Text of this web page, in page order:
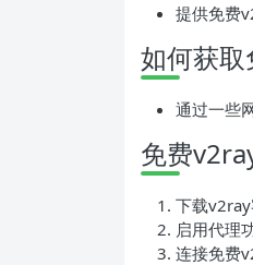
提供免费
如何获
通过一些
免费
下载v2ray
启用代理
连接免费